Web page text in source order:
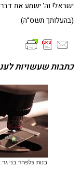
ישראל! וה' ישמע את
(בהעלותך תשס"ה)
כתבות שעשויות
בנות צלפחד בני גד